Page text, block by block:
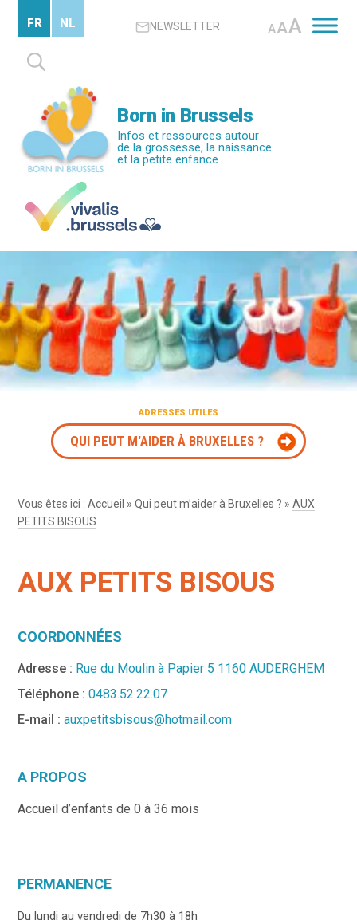
contenu
principal
NEWSLETTER AAA
Rechercher :
FR NL
Born in Brussels
Infos et ressources autour
de la grossesse, la naissance
et la petite enfance
ADRESSES UTILES
QUI PEUT M'AIDER À BRUXELLES ?
Vous êtes ici :Accueil »Qui peut m’aider à Bruxelles ? »AUX
PETITS BISOUS
AUX PETITS BISOUS
COORDONNÉES
Adresse : Rue du Moulin à Papier 5 1160 AUDERGHEM
Téléphone :0483.52.22.07
E-mail : auxpetitsbisous@hotmail.com
A PROPOS
Accueil d’enfants de 0 à 36 mois
PERMANENCE
Du lundi au vendredi de 7h30 à 18h